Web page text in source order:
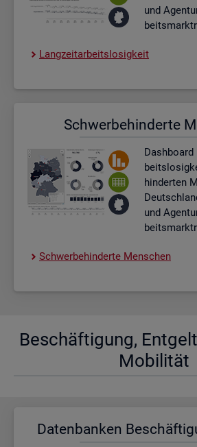
und
Lang­zeit­ar­beits­lo­sig­keit
Schwer­be­hin­der­te
Dash­board
hin­der­ten
und
Schwer­be­hin­der­te Men­schen
Be­schäf­ti­gung,
Mo­bi­li­tät
Da­ten­ban­ken